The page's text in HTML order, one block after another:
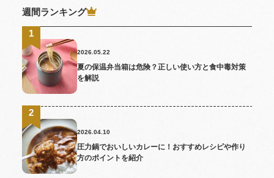
週間ランキング
2026.05.22
夏の保温弁当箱は危険？正しい使い方と食中毒対策
を解説
2026.04.10
圧力鍋でおいしいカレーに！おすすめレシピや作り
方のポイントを紹介